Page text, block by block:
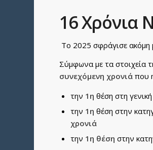
16 Χρόνια
Το 2025 σφράγισε ακόμη
Σύμφωνα με τα στοιχεία
συνεχόμενη χρονιά που
την 1ηθέση στη
την 1ηθέση στην
χρονιά
την 1η θέση στην